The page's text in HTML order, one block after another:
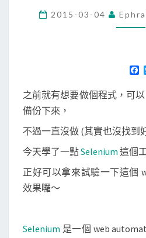
S
l
n
i
u
m
E
2015-03-04
c
e
o
k
之前就有想要做個程式，可
備份下來，
不過一直沒做 (其實也沒找到
今天學了一點Selenium 這個
正好可以拿來試驗一下這個
效果囉～
Selenium 是一個 web